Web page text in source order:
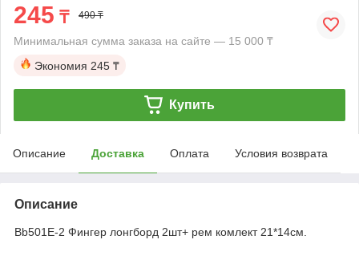
245 ₸ 490 ₸
Минимальная сумма заказа на сайте — 15 000 ₸
Экономия 245 ₸
Купить
Описание Доставка Оплата Условия возврата
Описание
Bb501E-2 Фингер лонгборд 2шт+ рем комлект 21*14см.